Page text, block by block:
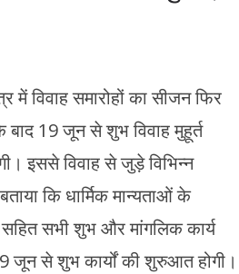
में विवाह समारोहों का सीजन फिर
19 जून से शुभ विवाह मुहूर्त
इससे विवाह से जुड़े विभिन्न
कि धार्मिक मान्यताओं के
सभी शुभ और मांगलिक कार्य
जून से शुभ कार्यों की शुरुआत होगी।